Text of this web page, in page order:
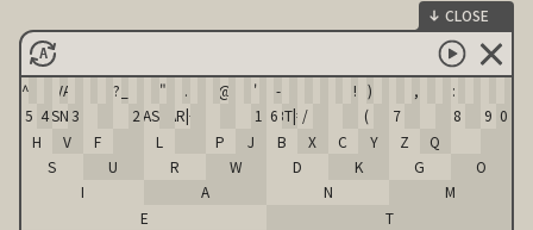
CLOSE
A
^ [VA] ? " . @ ' - ! ) ,
:
5 4[SN]3 2[AS] [AR|+] 1 6
[BT|=]
/ ( 7 8 9 0
H
V F L P J B X C Y Z
Q
S
U R W D K G
O
I
A N
M
E
T